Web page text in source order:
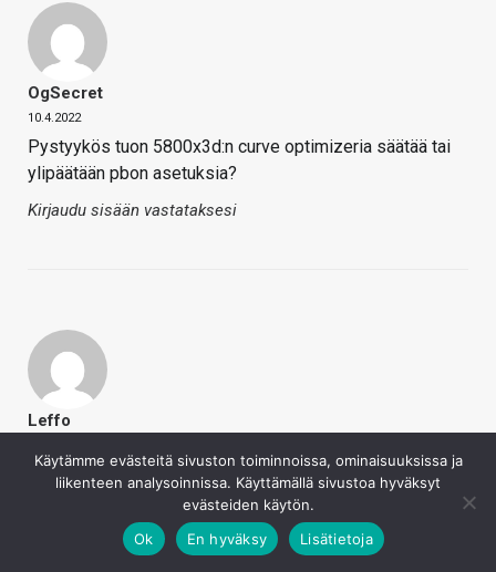
OgSecret
10.4.2022
Pystyykös tuon 5800x3d:n curve optimizeria säätää tai
ylipäätään pbon asetuksia?
Kirjaudu sisään vastataksesi
Leffo
KVahlman sanoi
Ei, ainakin TPU:n taannoisessa testissä kakun koko
vaikutti hyvin vähän tai ei ollenkaan tietyissä
Käytämme evästeitä sivuston toiminnoissa, ominaisuuksissa ja
liikenteen analysoinnissa. Käyttämällä sivustoa hyväksyt
evästeiden käytön.
Ok
En hyväksy Lisätietoja